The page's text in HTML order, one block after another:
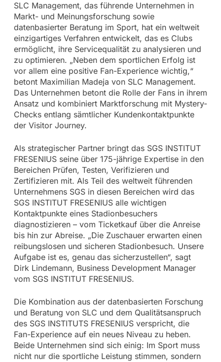
SLC Management, das führende Unternehmen in
Markt- und Meinungsforschung sowie
datenbasierter Beratung im Sport, hat ein weltweit
einzigartiges Verfahren entwickelt, das es Clubs
ermöglicht, ihre Servicequalität zu analysieren und
zu optimieren. „Neben dem sportlichen Erfolg ist
vor allem eine positive Fan-Experience wichtig,“
betont Maximilian Madeja von SLC Management.
Das Unternehmen betont die Rolle der Fans in ihrem
Ansatz und kombiniert Marktforschung mit Mystery-
Checks entlang sämtlicher Kundenkontaktpunkte
der Visitor Journey.
Als strategischer Partner bringt das SGS INSTITUT
FRESENIUS seine über 175-jährige Expertise in den
Bereichen Prüfen, Testen, Verifizieren und
Zertifizieren mit. Als Teil des weltweit führenden
Unternehmens SGS in diesen Bereichen wird das
SGS INSTITUT FRESENIUS alle wichtigen
Kontaktpunkte eines Stadionbesuchers
diagnostizieren – vom Ticketkauf über die Anreise
bis hin zur Abreise. „Die Zuschauer erwarten einen
reibungslosen und sicheren Stadionbesuch. Unsere
Aufgabe ist es, genau das sicherzustellen“, sagt
Dirk Lindemann, Business Development Manager
vom SGS INSTITUT FRESENIUS.
Die Kombination aus der datenbasierten Forschung
und Beratung von SLC und dem Qualitätsanspruch
des SGS INSTITUTS FRESENIUS verspricht, die
Fan-Experience auf ein neues Niveau zu heben.
Beide Unternehmen sind sich einig: Im Sport muss
nicht nur die sportliche Leistung stimmen, sondern